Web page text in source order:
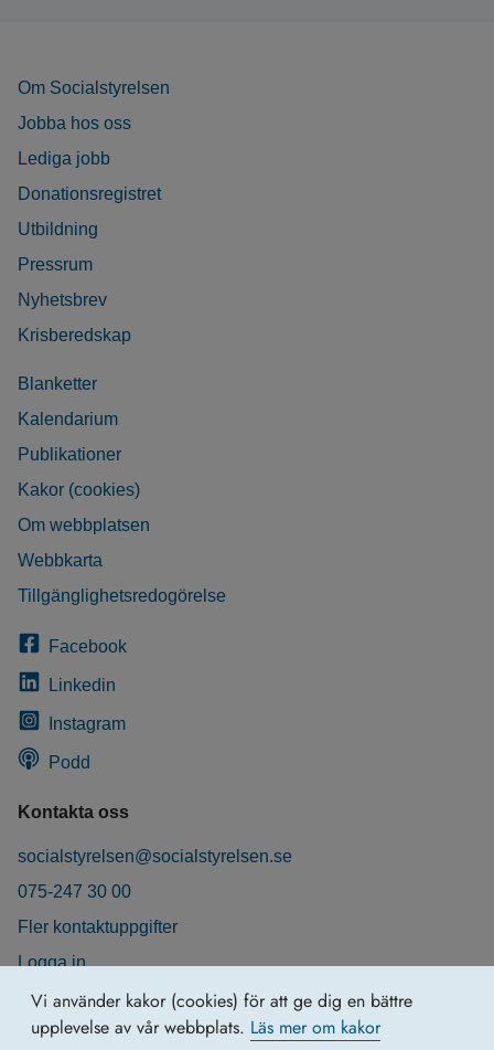
Vi använder kakor (cookies) för att ge dig en bättre
upplevelse av vår webbplats. Läs mer om kakor
Om Socialstyrelsen
Jobba hos oss
Lediga jobb
Donationsregistret
Utbildning
Pressrum
Nyhetsbrev
Krisberedskap
Blanketter
Kalendarium
Publikationer
Kakor (cookies)
Om webbplatsen
Webbkarta
Tillgänglighetsredogörelse
Facebook
Linkedin
Instagram
Podd
Kontakta oss
socialstyrelsen@socialstyrelsen.se
075-247 30 00
Fler kontaktuppgifter
Logga in
Behandling av personuppgifter